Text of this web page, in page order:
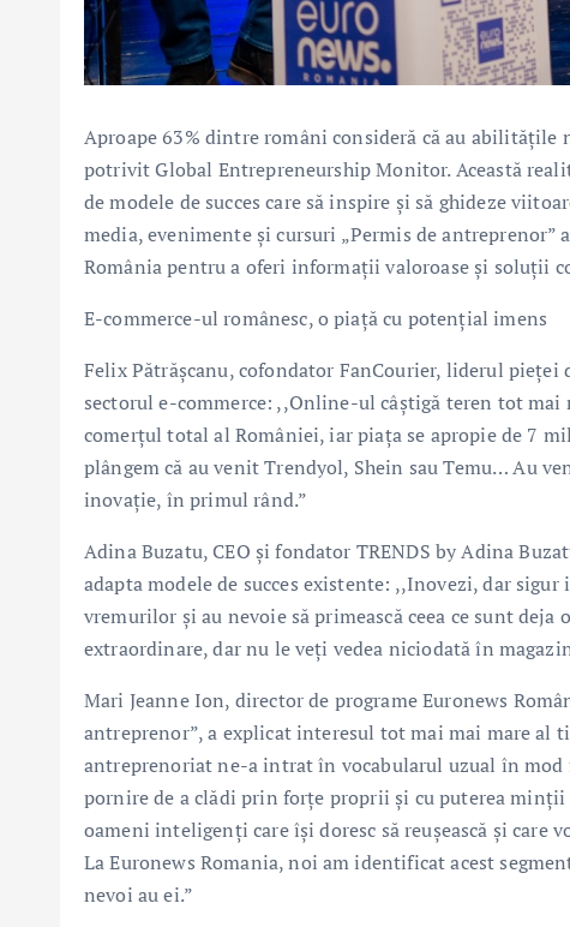
Aproape 63% dintre români consideră că au abilitățile
potrivit Global Entrepreneurship Monitor. Această
de modele de succes care să inspire și să ghideze
media, evenimente și cursuri „Permis de
România pentru a oferi informații valoroase și soluții
E-commerce-ul românesc, o piață cu potențial imens
Felix Pătrășcanu, cofondator FanCourier, liderul
sectorul e-commerce: ,,Online-ul câștigă teren tot
comerțul total al României, iar piața se apropie de 7
plângem că au venit Trendyol, Shein sau Temu… Au
inovație, în primul rând.”
Adina Buzatu, CEO și fondator TRENDS by Adina
adapta modele de succes existente: ,,Inovezi, dar
vremurilor și au nevoie să primească ceea ce sunt
extraordinare, dar nu le veți vedea niciodată în
Mari Jeanne Ion, director de programe Euronews
antreprenor”, a explicat interesul tot mai mai mare
antreprenoriat ne-a intrat în vocabularul uzual în mod
pornire de a clădi prin forţe proprii şi cu puterea minţii
oameni inteligenţi care îşi doresc să reuşească şi
La Euronews Romania, noi am identificat acest
nevoi au ei.”